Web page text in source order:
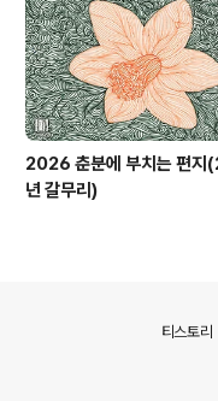
2026 춘분에 부치는 편
년 갈무리)
티스토리